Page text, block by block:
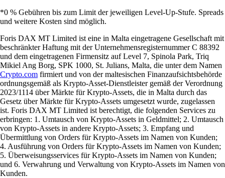
*0 % Gebühren bis zum Limit der jeweiligen Level-Up-Stufe. Spreads
und weitere Kosten sind möglich.
Foris DAX MT Limited ist eine in Malta eingetragene Gesellschaft mit
beschränkter Haftung mit der Unternehmensregisternummer C 88392
und dem eingetragenen Firmensitz auf Level 7, Spinola Park, Triq
Mikiel Ang Borg, SPK 1000, St. Julians, Malta, die unter dem Namen
Crypto.com firmiert und von der maltesischen Finanzaufsichtsbehörde
ordnungsgemäß als Krypto-Asset-Dienstleister gemäß der Verordnung
2023/1114 über Märkte für Krypto-Assets, die in Malta durch das
Gesetz über Märkte für Krypto-Assets umgesetzt wurde, zugelassen
ist. Foris DAX MT Limited ist berechtigt, die folgenden Services zu
erbringen: 1. Umtausch von Krypto-Assets in Geldmittel; 2. Umtausch
von Krypto-Assets in andere Krypto-Assets; 3. Empfang und
Übermittlung von Orders für Krypto-Assets im Namen von Kunden;
4. Ausführung von Orders für Krypto-Assets im Namen von Kunden;
5. Überweisungsservices für Krypto-Assets im Namen von Kunden;
und 6. Verwahrung und Verwaltung von Krypto-Assets im Namen von
Kunden.